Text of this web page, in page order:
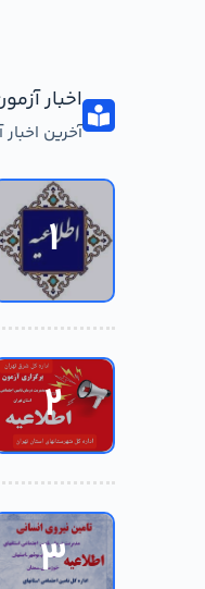
اخبار
آخرین
پرداختی پیش از
علی رغم شرایط جنگی
پرداخت حقوق و مزایای
۱۰۰۰۰ نفر پرسنل،
هر سال انجام